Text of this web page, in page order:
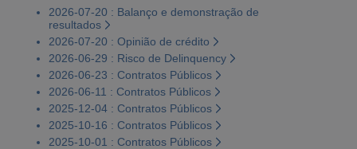
2026-07-20 : Balanço e demonstração de
resultados
2026-07-20 : Opinião de crédito
2026-06-29 : Risco de Delinquency
2026-06-23 : Contratos Públicos
2026-06-11 : Contratos Públicos
2025-12-04 : Contratos Públicos
2025-10-16 : Contratos Públicos
2025-10-01 : Contratos Públicos